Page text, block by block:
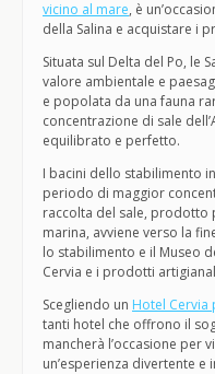
vicino al mare, è
della Salina e acquistare i
Situata sul Delta del Po, le
valore ambientale e
e popolata da una fauna
concentrazione di sale
equilibrato e perfetto.
I bacini dello stabilimento
periodo di maggior
raccolta del sale, prodotto
marina, avviene verso la
lo stabilimento e il Museo
Cervia e i prodotti
Scegliendo un Hotel Cervia
tanti hotel che offrono il
mancherà l’occasione per
un’esperienza divertente